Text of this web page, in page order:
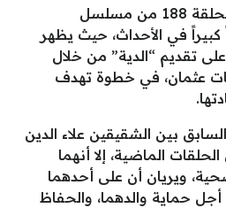
حمل الإعلان الترويجي للحلقة 188 من مسلسل
في الأحداث، حيث يظهر
تقديم “الدية” من خلال
عثمان، في خطوة تهدف
بين الشقيقين علاء الدين
الماضية، إلا أنهما
ويريان أن على أحدهما
أجل حماية والدهما، والحفاظ